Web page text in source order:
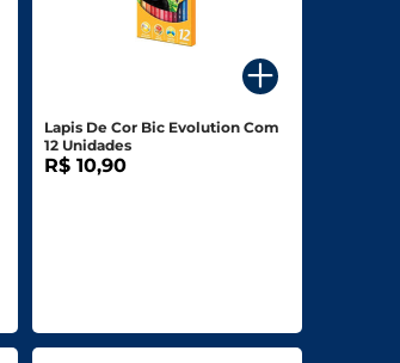
Lapis De Cor Bic Evolution Com
12 Unidades
R$ 10,90